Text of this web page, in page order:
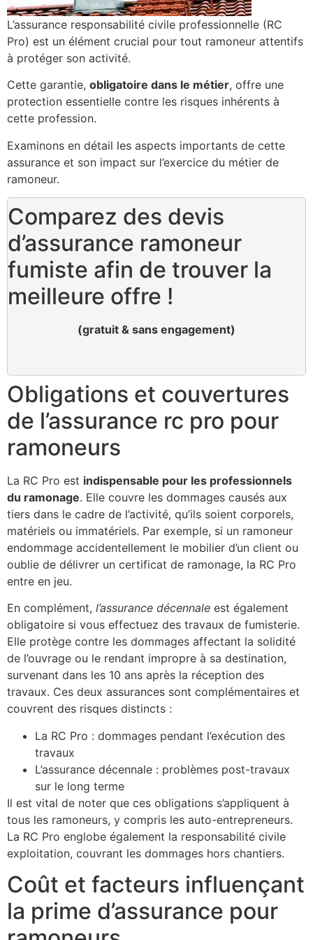
L’assurance responsabilité civile professionnelle (RC
Pro) est un élément crucial pour tout ramoneur attentifs
à protéger son activité.
Cette garantie, obligatoire dans le métier, offre une
protection essentielle contre les risques inhérents à
cette profession.
Examinons en détail les aspects importants de cette
assurance et son impact sur l’exercice du métier de
ramoneur.
Comparez des devis
d’assurance ramoneur
fumiste afin de trouver la
meilleure offre !
(gratuit & sans engagement)
Obligations et couvertures
de l’assurance rc pro pour
ramoneurs
La RC Pro est indispensable pour les professionnels
du ramonage. Elle couvre les dommages causés aux
tiers dans le cadre de l’activité, qu’ils soient corporels,
matériels ou immatériels. Par exemple, si un ramoneur
endommage accidentellement le mobilier d’un client ou
oublie de délivrer un certificat de ramonage, la RC Pro
entre en jeu.
En complément, l’assurance décennale est également
obligatoire si vous effectuez des travaux de fumisterie.
Elle protège contre les dommages affectant la solidité
de l’ouvrage ou le rendant impropre à sa destination,
survenant dans les 10 ans après la réception des
travaux. Ces deux assurances sont complémentaires et
couvrent des risques distincts :
La RC Pro : dommages pendant l’exécution des
travaux
L’assurance décennale : problèmes post-travaux
sur le long terme
Il est vital de noter que ces obligations s’appliquent à
tous les ramoneurs, y compris les auto-entrepreneurs.
La RC Pro englobe également la responsabilité civile
exploitation, couvrant les dommages hors chantiers.
Coût et facteurs influençant
la prime d’assurance pour